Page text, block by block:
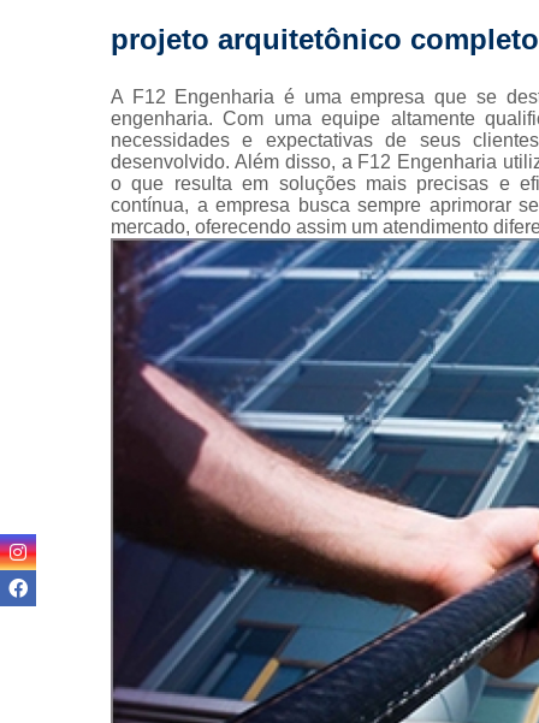
Pintura
fachadas
Pintura
fachadas
Pinturas
Reforma
Reforma
Reformas
prédios
Reformas
fachadas
Textura
projeto arquitetônico completo
A F12 Engenharia é uma empresa que se
engenharia. Com uma equipe altamente
necessidades e expectativas de seus
desenvolvido. Além disso, a F12 Engenharia
o que resulta em soluções mais precisas e
contínua, a empresa busca sempre aprimorar
mercado, oferecendo assim um atendimento